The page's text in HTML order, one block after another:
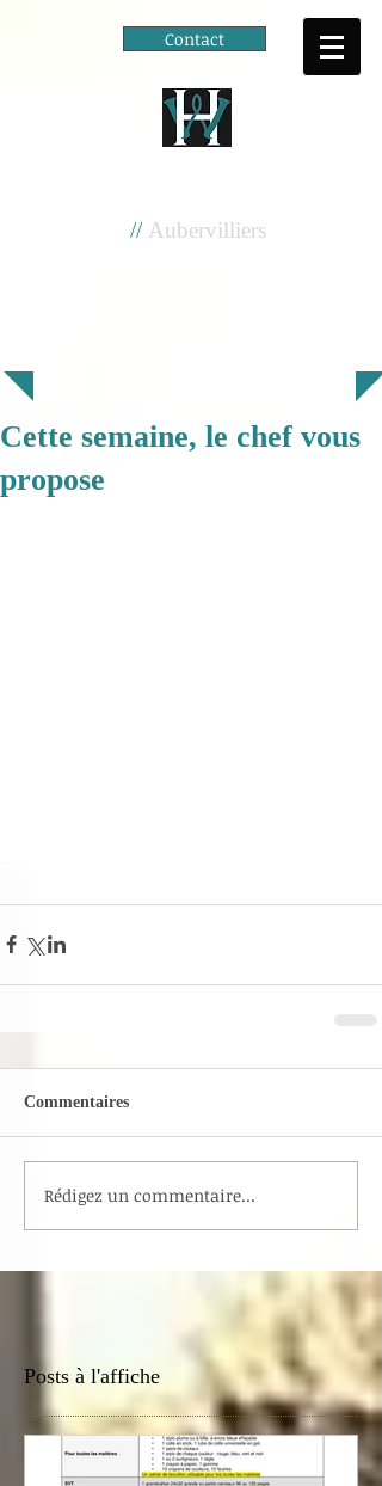
Contact
//Aubervilliers
Cette semaine, le chef vous
propose
Commentaires
Rédigez un commentaire...
Posts à l'affiche